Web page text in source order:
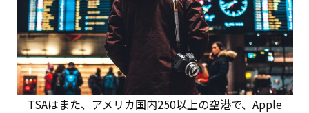
TSAはまた、アメリカ国内250以上の空港で、Apple